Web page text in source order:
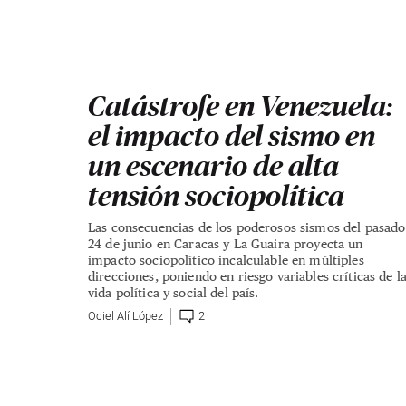
Catástrofe en Venezuela:
el impacto del sismo en
un escenario de alta
tensión sociopolítica
Las consecuencias de los poderosos sismos del pasado
24 de junio en Caracas y La Guaira proyecta un
impacto sociopolítico incalculable en múltiples
direcciones, poniendo en riesgo variables críticas de
vida política y social del país.
Ociel Alí López 2